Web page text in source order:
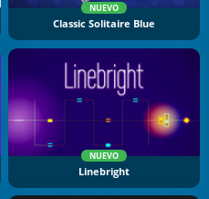
NUEVO
Classic Solitaire Blue
NUEVO
Linebright